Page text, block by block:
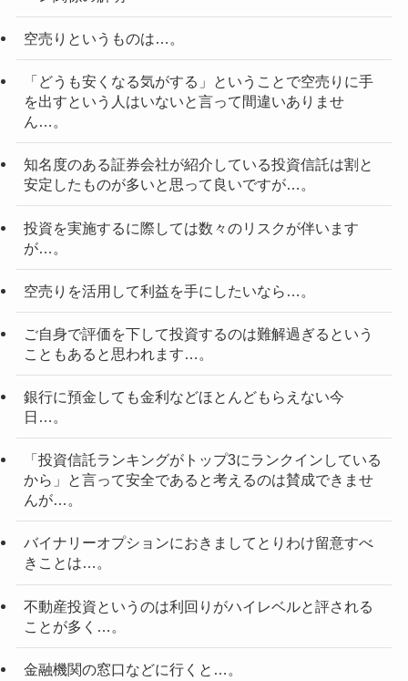
空売りというものは…。
「どうも安くなる気がする」ということで空売りに手
を出すという人はいないと言って間違いありませ
ん…。
知名度のある証券会社が紹介している投資信託は割と
安定したものが多いと思って良いですが…。
投資を実施するに際しては数々のリスクが伴います
が…。
空売りを活用して利益を手にしたいなら…。
ご自身で評価を下して投資するのは難解過ぎるという
こともあると思われます…。
銀行に預金しても金利などほとんどもらえない今
日…。
「投資信託ランキングがトップ3にランクインしている
から」と言って安全であると考えるのは賛成できませ
んが…。
バイナリーオプションにおきましてとりわけ留意すべ
きことは…。
不動産投資というのは利回りがハイレベルと評される
ことが多く…。
金融機関の窓口などに行くと…。